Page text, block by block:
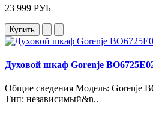
23 999 РУБ
Купить
Духовой шкаф Gorenje
Общие сведения Модель: Gorenje
Тип: независимый&n..